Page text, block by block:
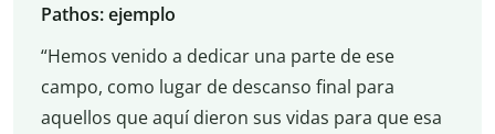
Pathos: ejemplo
“Hemos venido a dedicar una parte de ese
campo, como lugar de descanso final para
aquellos que aquí dieron sus vidas para que esa